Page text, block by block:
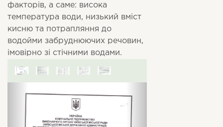
факторів, а саме: висока
температура води, низький вміст
кисню та потрапляння до
водойми забруднюючих речовин,
імовірно зі стічними водами.